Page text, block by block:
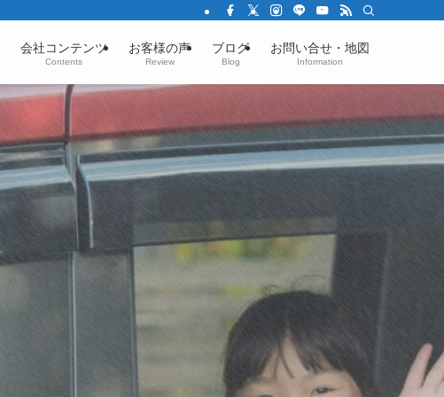
会社コンテンツ
Contents
お客様の声
Review
ブログ
Blog
お問い合せ・地図
Information